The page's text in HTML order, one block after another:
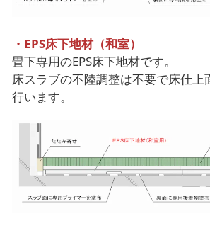
・EPS床下地材（和室）
畳下専用のEPS床下地材です。
床スラブの不陸調整は不要で床仕上
行います。